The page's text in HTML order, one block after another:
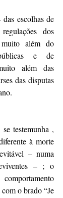
escolhas de
dos
além do
e de
além das
das disputas
testemunha ,
à morte
– numa
– ; o
o brado “Je